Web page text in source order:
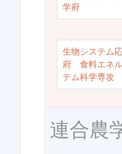
学府
生物システム
府 食料エネ
テム科学専攻
連合農